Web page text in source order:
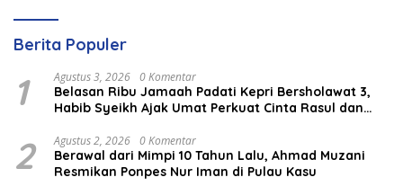
Berita Populer
1 Agustus 3, 2026 0 Komentar
Belasan Ribu Jamaah Padati Kepri Bersholawat 3,
Habib Syeikh Ajak Umat Perkuat Cinta Rasul dan
2 Agustus 2, 2026 0 Komentar
Berawal dari Mimpi 10 Tahun Lalu, Ahmad Muzani
Resmikan Ponpes Nur Iman di Pulau Kasu